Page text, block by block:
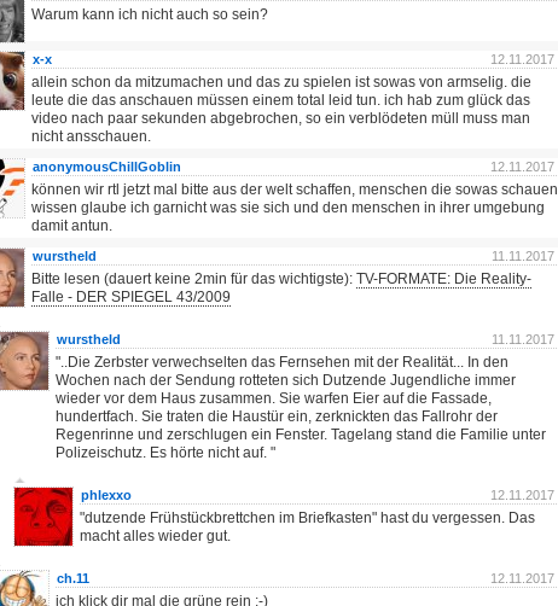
Warum kann ich nicht auch so sein?
12.11.2017
x-x
allein schon da mitzumachen und das zu spielen ist sowas von armselig. die
leute die das anschauen müssen einem total leid tun. ich hab zum glück das
video nach paar sekunden abgebrochen, so ein verblödeten müll muss man
nicht ansschauen.
12.11.2017
anonymousChillGoblin
können wir rtl jetzt mal bitte aus der welt schaffen, menschen die sowas schauen
wissen glaube ich garnicht was sie sich und den menschen in ihrer umgebung
damit antun.
11.11.2017
wurstheld
Bitte lesen (dauert keine 2min für das wichtigste): TV-FORMATE: Die Reality-
Falle - DER SPIEGEL 43/2009
11.11.2017
wurstheld
"..Die Zerbster verwechselten das Fernsehen mit der Realität... In den
Wochen nach der Sendung rotteten sich Dutzende Jugendliche immer
wieder vor dem Haus zusammen. Sie warfen Eier auf die Fassade,
hundertfach. Sie traten die Haustür ein, zerknickten das Fallrohr der
Regenrinne und zerschlugen ein Fenster. Tagelang stand die Familie unter
Polizeischutz. Es hörte nicht auf. "
12.11.2017
phlexxo
"dutzende Frühstückbrettchen im Briefkasten" hast du vergessen. Das
macht alles wieder gut.
12.11.2017
ch.11
ich klick dir mal die grüne rein :-)